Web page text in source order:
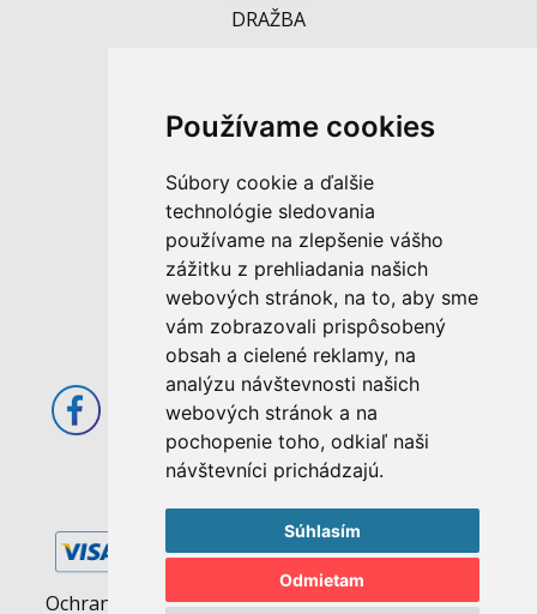
Používame cookies
Súbory cookie a ďalšie
technológie sledovania
používame na zlepšenie vášho
zážitku z prehliadania našich
webových stránok, na to, aby sme
vám zobrazovali prispôsobený
obsah a cielené reklamy, na
analýzu návštevnosti našich
webových stránok a na
pochopenie toho, odkiaľ naši
návštevníci prichádzajú.
Súhlasím
Odmietam
DRAŽBA
955 01 Topoľčany
Slovenská republika
E-mail: info@abcom.sk
Tel: +421 38 53 62 611
Otváracie hodiny:
Po - Pia: 08:00 - 17:00
Ochrana osobných údajov | Pravidlá cookies